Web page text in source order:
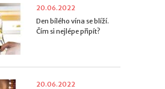
20.06.2022
Den bílého vína se blíží.
Čím si nejlépe připít?
20.06.2022